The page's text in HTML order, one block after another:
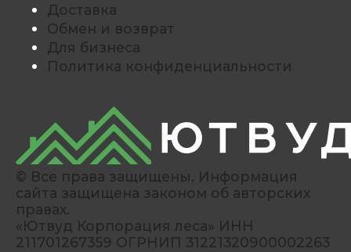
Доставка
Обмен и возврат
Для бизнеса
Политика конфиденциальности
© Все права защищены. Информация
сайта защищена законом об авторских
правах.
«Ютвуд Корпорация леса» ИНН
211701267359 ОГРНИП 31221320900002263